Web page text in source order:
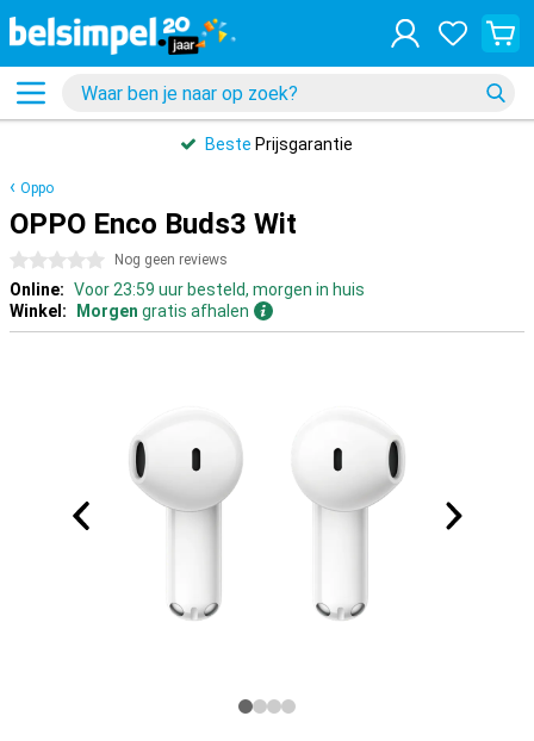
Beste Prijsgarantie
Oppo
OPPO Enco Buds3 Wit
0 sterren Nog geen reviews
Online: Voor 23:59 uur besteld, morgen in huis
Winkel:
Morgen gratis afhalen